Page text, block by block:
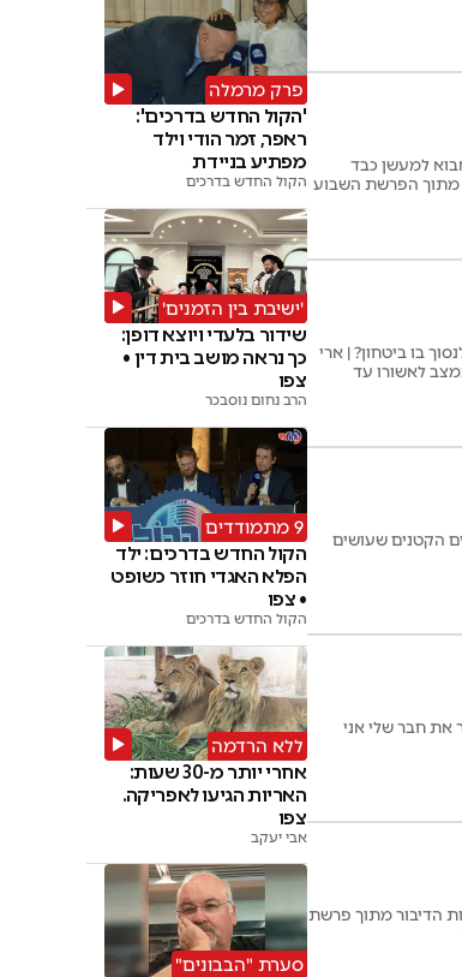
למעשן כבד
מתוך הפרשת השבוע
בו ביטחון? | ארי
לאשורו עד
הקטנים שעושים
את חבר שלי אני
הדיבור מתוך פרשת
פרק מרמלה
'הקול החדש בדרכים':
ראפר, זמר הודי וילד
מפתיע בניידת
הקול החדש בדרכים
'ישיבת בין הזמנים'
שידור בלעדי ויוצא דופן:
כך נראה מושב בית דין •
צפו
הרב נחום נוסבכר
9 מתמודדים
הקול החדש בדרכים: ילד
הפלא האגדי חוזר כשופט
• צפו
הקול החדש בדרכים
ללא הרדמה
אחרי יותר מ-30 שעות:
האריות הגיעו לאפריקה.
צפו
אבי יעקב
סערת "הבבונים"